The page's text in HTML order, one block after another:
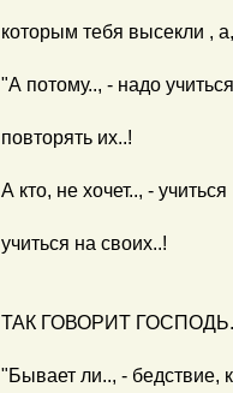
которым тебя высекли ,
"А потому.., - надо
повторять их..!
А кто, не хочет.., -
учиться на своих..!
ТАК ГОВОРИТ
"Бывает ли.., - бедствие,